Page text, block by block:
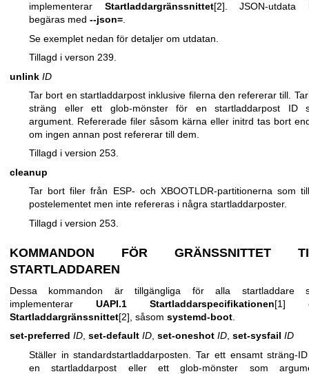
implementerar Startladdargränssnittet[2]. JSON-utdata
begäras med --json=.
Se exemplet nedan för detaljer om utdatan.
Tillagd i verson 239.
unlink ID
Tar bort en startladdarpost inklusive filerna den refererar till.
sträng eller ett glob-mönster för en startladdarpost ID
argument. Refererade filer såsom kärna eller initrd tas bort
om ingen annan post refererar till dem.
Tillagd i version 253.
cleanup
Tar bort filer från ESP- och XBOOTLDR-partitionerna som
postelementet men inte refereras i några startladdarposter.
Tillagd i version 253.
KOMMANDON FÖR GRÄNSSNITTET
STARTLADDAREN
Dessa kommandon är tillgängliga för alla startladdare
implementerar UAPI.1 Startladdarspecifikationen[1]
Startladdargränssnittet[2], såsom systemd-boot
set-preferred ID, set-default ID, set-oneshot ID, set-sysfail ID
Ställer in standardstartladdarposten. Tar ett ensamt sträng-
en startladdarpost eller ett glob-mönster som